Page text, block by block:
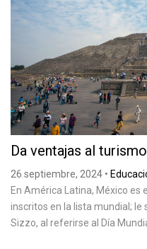
Da ventajas al
26 septiembre, 2024 •
En América Latina, México es
inscritos en la lista mundial; le
Sizzo, al referirse al Día